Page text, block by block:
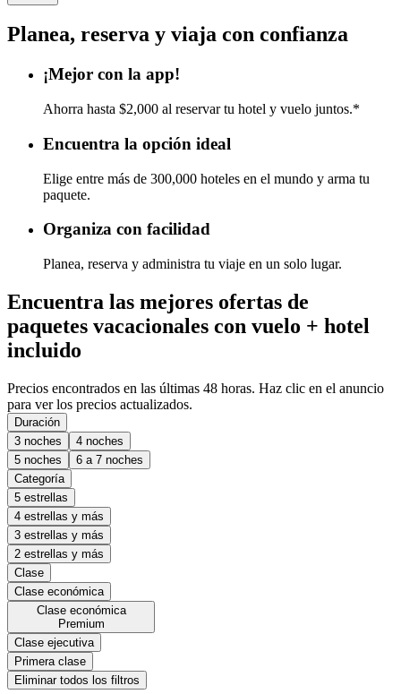
Planea, reserva y viaja con confianza
¡Mejor con la app!
Ahorra hasta $2,000 al reservar tu hotel y vuelo juntos.*
Encuentra la opción ideal
Elige entre más de 300,000 hoteles en el mundo y arma tu
paquete.
Organiza con facilidad
Planea, reserva y administra tu viaje en un solo lugar.
Encuentra las mejores ofertas de
paquetes vacacionales con vuelo + hotel
incluido
Precios encontrados en las últimas 48 horas. Haz clic en el anuncio
para ver los precios actualizados.
Duración
3 noches
4 noches
5 noches
6 a 7 noches
Categoría
5 estrellas
4 estrellas y más
3 estrellas y más
2 estrellas y más
Clase
Clase económica
Clase económica
Premium
Clase ejecutiva
Primera clase
Eliminar todos los filtros